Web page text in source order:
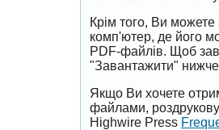
Крім того, Ви
комп'ютер, де його
PDF-файлів. Щоб
"Завантажити"
Якщо Ви хочете
файлами,
Highwire Press